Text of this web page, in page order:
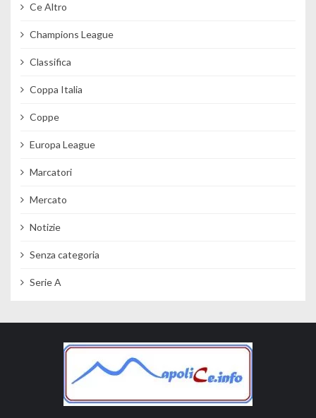
Ce Altro
Champions League
Classifica
Coppa Italia
Coppe
Europa League
Marcatori
Mercato
Notizie
Senza categoria
Serie A